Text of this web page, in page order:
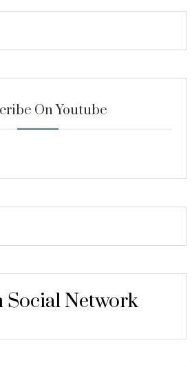
On Youtube
Social Network